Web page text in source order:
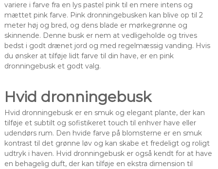
variere i farve fra en lys pastel pink til en mere intens og
mættet pink farve. Pink dronningebusken kan blive op til 2
meter høj og bred, og dens blade er mørkegrønne og
skinnende. Denne busk er nem at vedligeholde og trives
bedst i godt drænet jord og med regelmæssig vanding. Hvis
du ønsker at tilføje lidt farve til din have, er en pink
dronningebusk et godt valg.
Hvid dronningebusk
Hvid dronningebusk er en smuk og elegant plante, der kan
tilføje et subtilt og sofistikeret touch til enhver have eller
udendørs rum. Den hvide farve på blomsterne er en smuk
kontrast til det grønne løv og kan skabe et fredeligt og roligt
udtryk i haven. Hvid dronningebusk er også kendt for at have
en behagelig duft, der kan tilføje en ekstra dimension til